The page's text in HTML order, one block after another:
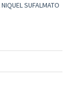
SUFALMATO